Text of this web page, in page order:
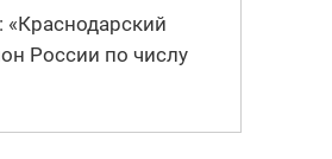
России по числу